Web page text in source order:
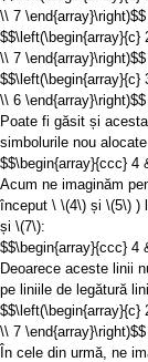
\\ 7 \end{array}\right)$$
\\ 7 \end{array}\right)$$
\\ 6 \end{array}\right)$$
Poate fi găsit și
simbolurile nou alocate
$$\begin{array}{ccc} 4
Acum ne imaginăm
început \ \(4\) și \(5\) )
și \(7\):
$$\begin{array}{ccc}
Deoarece aceste linii
pe liniile de legătură
\\ 7 \end{array}\right)$$
În cele din urmă, ne